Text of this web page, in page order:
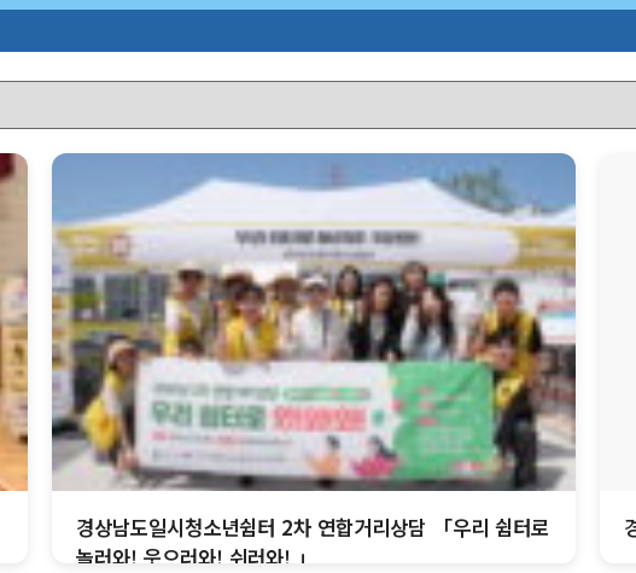
경상남도일시청소년쉼터 2차 연합거리상담 「우리 쉼터로
놀러와! 웃으러와! 쉬러와! 」